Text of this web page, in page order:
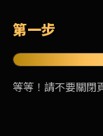
第一步
等等！請不要關閉